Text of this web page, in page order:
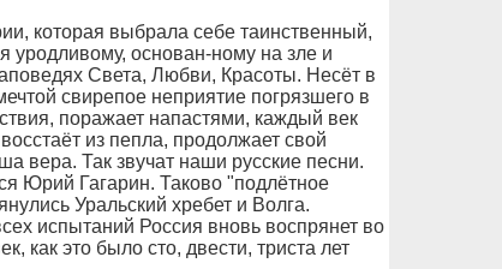
которая выбрала себе таинственный,
уродливому, основан-ному на зле и
Света, Любви, Красоты. Несёт в
свирепое неприятие погрязшего в
поражает напастями, каждый век
из пепла, продолжает свой
вера. Так звучат наши русские песни.
Юрий Гагарин. Таково "подлётное
Уральский хребет и Волга.
испытаний Россия вновь воспрянет во
как это было сто, двести, триста лет